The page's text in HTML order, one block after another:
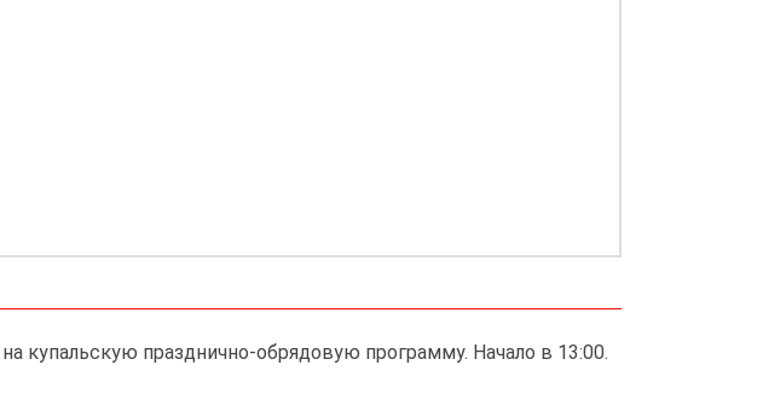
купальскую празднично-обрядовую программу. Начало в 13:00.